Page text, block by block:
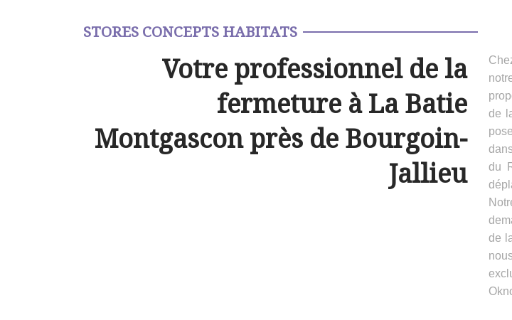
STORES CONCEPTS HABITATS
Votre professionnel de la
fermeture à La Batie
Montgascon près de Bourgoin-
Jallieu
de
du
de